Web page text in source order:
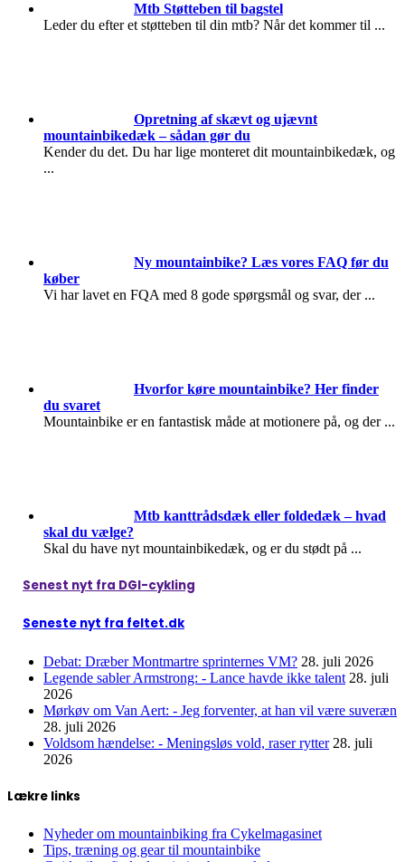
Mtb Støtteben til bagstel
Leder du efter et støtteben til din mtb? Når det kommer til ...
Opretning af skævt og ujævnt
mountainbikedæk – sådan gør du
Kender du det. Du har lige monteret dit mountainbikedæk, og
...
Ny mountainbike? Læs vores FAQ før du
køber
Vi har lavet en FQA med 8 gode spørgsmål og svar, der ...
Hvorfor køre mountainbike? Her finder
du svaret
Mountainbike er en fantastisk måde at motionere på, og der ...
Mtb kanttrådsdæk eller foldedæk – hvad
skal du vælge?
Skal du have nyt mountainbikedæk, og er du stødt på ...
Senest nyt fra DGI-cykling
Seneste nyt fra feltet.dk
Debat: Dræber Montmartre sprinternes VM? 28. juli 2026
Legende sabler Armstrong: - Lance havde ikke talent 28. juli
2026
Mørkøv om Van Aert: - Jeg forventer, at han vil være suveræn
28. juli 2026
Voldsom hændelse: - Meningsløs vold, raser rytter 28. juli
2026
Lækre links
Nyheder om mountainbiking fra Cykelmagasinet
Tips, træning og gear til mountainbike